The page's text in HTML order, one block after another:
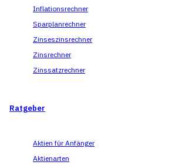
Inflationsrechner
Sparplanrechner
Zinseszinsrechner
Zinsrechner
Zinssatzrechner
Ratgeber
Aktien für Anfänger
Aktienarten